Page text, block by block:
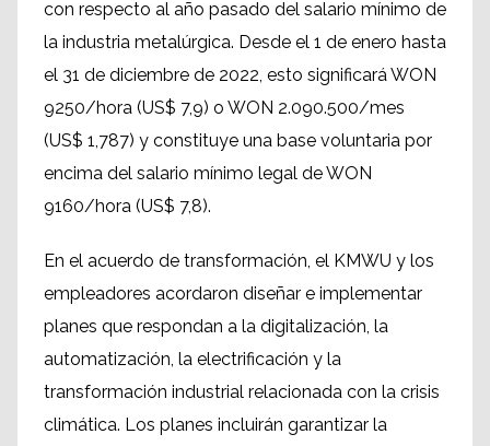
con respecto al año pasado del salario mínimo de
la industria metalúrgica. Desde el 1 de enero hasta
el 31 de diciembre de 2022, esto significará WON
9250/hora (US$ 7,9) o WON 2.090.500/mes
(US$ 1,787) y constituye una base voluntaria por
encima del salario mínimo legal de WON
9160/hora (US$ 7,8).
En el acuerdo de transformación, el KMWU y los
empleadores acordaron diseñar e implementar
planes que respondan a la digitalización, la
automatización, la electrificación y la
transformación industrial relacionada con la crisis
climática. Los planes incluirán garantizar la